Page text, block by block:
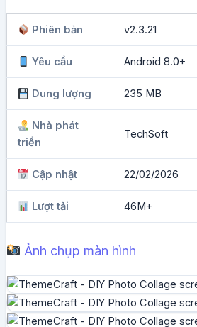
Phiên bản v2.3.21
Yêu cầu Android 8.0+
Dung lượng 235 MB
Nhà phát
triển
TechSoft
Cập nhật 22/02/2026
Lượt tải 46M+
Ảnh chụp màn hình